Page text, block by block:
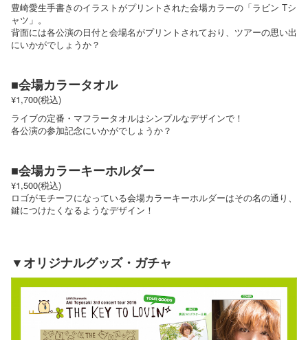
豊崎愛生手書きのイラストがプリントされた会場カラーの「ラビン Tシ
ャツ」。
背面には各公演の日付と会場名がプリントされており、ツアーの思い出
にいかがでしょうか？
■会場カラータオル
¥1,700(税込)
ライブの定番・マフラータオルはシンプルなデザインで！
各公演の参加記念にいかがでしょうか？
■会場カラーキーホルダー
¥1,500(税込)
ロゴがモチーフになっている会場カラーキーホルダーはその名の通り、
鍵につけたくなるようなデザイン！
▼オリジナルグッズ・ガチャ